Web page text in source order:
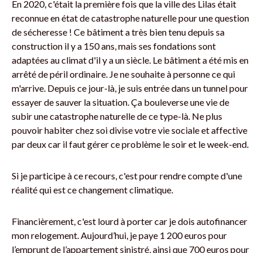
En 2020, c'était la première fois que la ville des Lilas était
reconnue en état de catastrophe naturelle pour une question
de sécheresse ! Ce bâtiment a très bien tenu depuis sa
construction il y a 150 ans, mais ses fondations sont
adaptées au climat d'il y a un siècle. Le bâtiment a été mis en
arrêté de péril ordinaire. Je ne souhaite à personne ce qui
m'arrive. Depuis ce jour-là, je suis entrée dans un tunnel pour
essayer de sauver la situation. Ça bouleverse une vie de
subir une catastrophe naturelle de ce type-là. Ne plus
pouvoir habiter chez soi divise votre vie sociale et affective
par deux car il faut gérer ce problème le soir et le week-end.
Si je participe à ce recours, c'est pour rendre compte d'une
réalité qui est ce changement climatique.
Financièrement, c'est lourd à porter car je dois autofinancer
mon relogement. Aujourd’hui, je paye 1 200 euros pour
l’emprunt de l’appartement sinistré, ainsi que 700 euros pour